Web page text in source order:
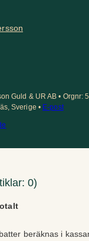
Guld & UR AB • Orgnr:
Sverige • E-post
0)
beräknas i